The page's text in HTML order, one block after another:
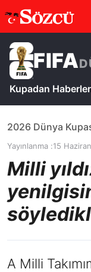
FIFA
Kupadan Haberler
2026 Dünya
Yayınlanma :15
Milli
A Milli